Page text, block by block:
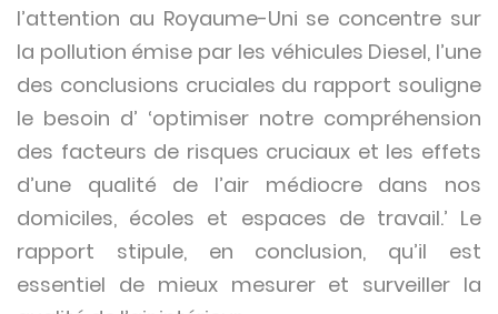
l’attention au Royaume-Uni se concentre sur
la pollution émise par les véhicules Diesel, l’une
des conclusions cruciales du rapport souligne
le besoin d’ ‘optimiser notre compréhension
des facteurs de risques cruciaux et les effets
d’une qualité de l’air médiocre dans nos
domiciles, écoles et espaces de travail.’ Le
rapport stipule, en conclusion, qu’il est
essentiel de mieux mesurer et surveiller la